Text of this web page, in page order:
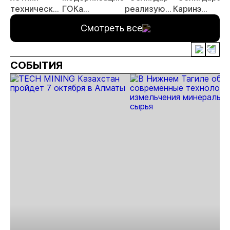
технический
совет
ГОКа
Якутии
реализуют
пилотный
проект
арендного
Каринэ
Смотреть все
СОБЫТИЯ